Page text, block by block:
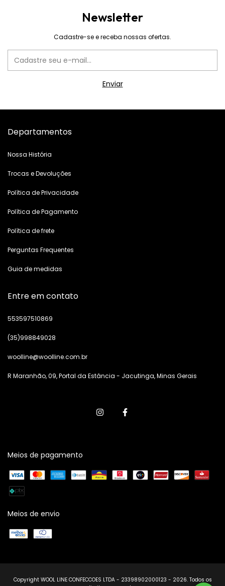
Newsletter
Cadastre-se e receba nossas ofertas.
Departamentos
Nossa História
Trocas e Devoluções
Política de Privacidade
Política de Pagamento
Política de frete
Perguntas Frequentes
Guia de medidas
Entre em contato
553597510869
(35)998849028
woolline@woolline.com.br
R Maranhão, 09, Portal da Estância - Jacutinga, Minas Gerais
Meios de pagamento
Meios de envio
Copyright WOOL LINE CONFECCOES LTDA - 23398902000123 - 2026. Todos os